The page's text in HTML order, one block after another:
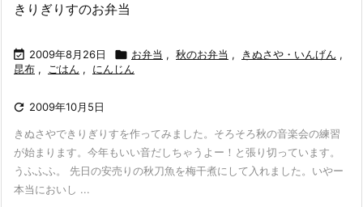
きりぎりすのお弁当
 2009年8月26日  お弁当 , 秋のお弁当 , きぬさや・いんげん ,
昆布 , ごはん , にんじん
 2009年10月5日
きぬさやできりぎりすを作ってみました。そろそろ秋の音楽会の練習
が始まります。今年もいい音だしちゃうよー！と張り切っています。
うふふふ。 先日の安売りの秋刀魚を梅干煮にして入れました。いやー
本当においし ...